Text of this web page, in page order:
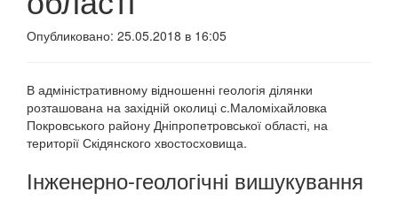
Опубликовано: 25.05.2018 в 16:05
В адміністративному відношенні геологія ділянки
розташована на західній околиці с.Маломіхайловка
Покровського району Дніпропетровської області, на
території Скідянского хвостосховища.
Інженерно-геологічні вишукування